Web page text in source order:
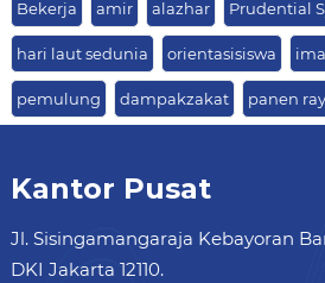
Bekerja amir alazhar Prudential
hari laut sedunia orientasisiswa
pemulung dampakzakat panen
Kantor Pusat
Jl. Sisingamangaraja Kebayoran
DKI Jakarta 12110.